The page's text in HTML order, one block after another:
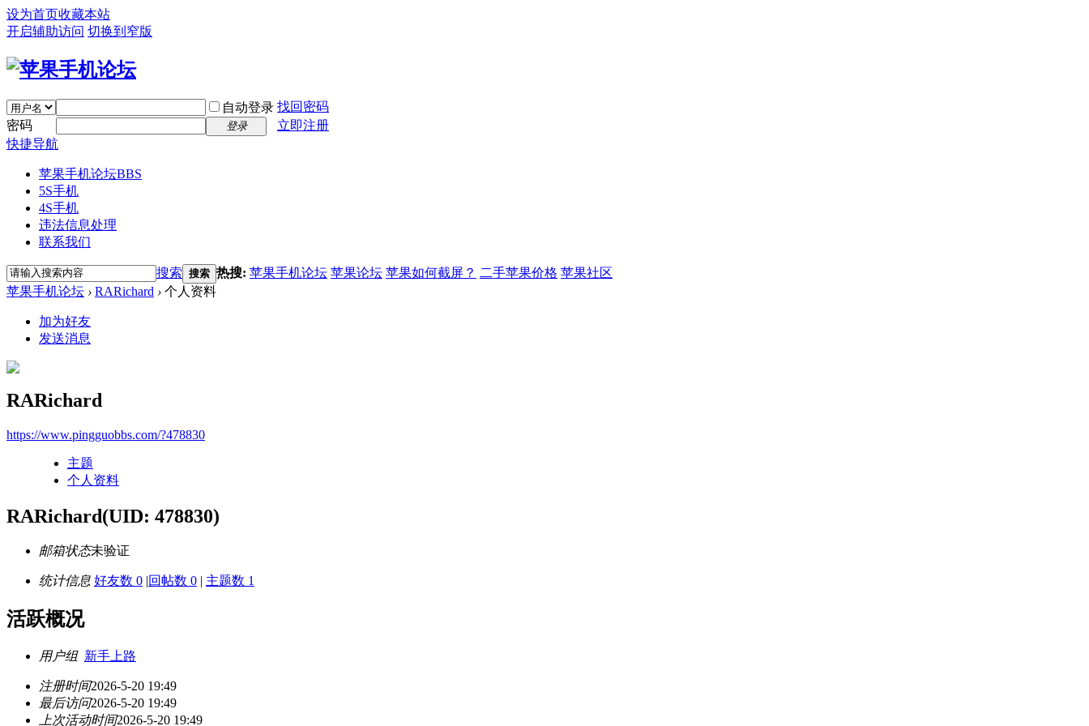
设为首页收藏本站
开启辅助访问 切换到窄版
自动登录 找回密码
密码
登录
立即注册
快捷导航
苹果手机论坛BBS
5S手机
4S手机
违法信息处理
联系我们
搜索 搜索 热搜: 苹果手机论坛 苹果论坛 苹果如何截屏？ 二手苹果价格 苹果社区
苹果手机论坛 › RARichard › 个人资料
加为好友
发送消息
RARichard
https://www.pingguobbs.com/?478830
主题
个人资料
RARichard(UID: 478830)
邮箱状态未验证
统计信息 好友数 0 |回帖数 0 | 主题数 1
活跃概况
用户组 新手上路
注册时间2026-5-20 19:49
最后访问2026-5-20 19:49
上次活动时间2026-5-20 19:49